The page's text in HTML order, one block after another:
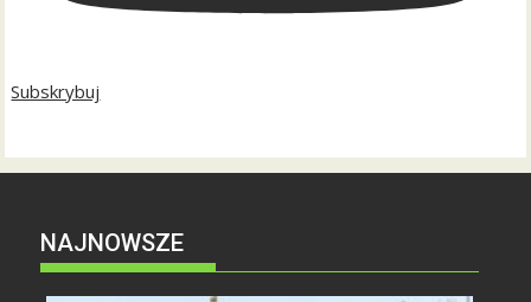
Subskrybuj
NAJNOWSZE